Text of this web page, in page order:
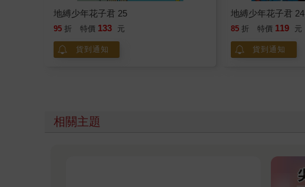
地縛少年花子君 25
95 折 特價 133 元
貨到通知
地縛少年花子君 24
85 折 特價 119 元
貨到通知
相關主題